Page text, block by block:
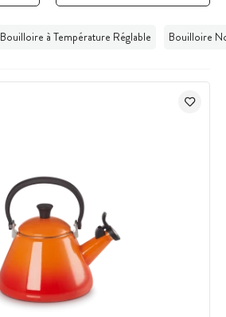
Bouilloire à Température Réglable Bouilloire